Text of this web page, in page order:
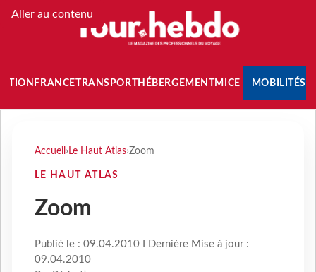
Aller au contenu
FRANCETRANSPORT HÉBERGEMENTMICE MOBILITÉS
Accueil › Le Haut Atlas›Zoom
LE HAUT ATLAS
Zoom
Publié le : 09.04.2010 I Dernière Mise à jour :
09.04.2010